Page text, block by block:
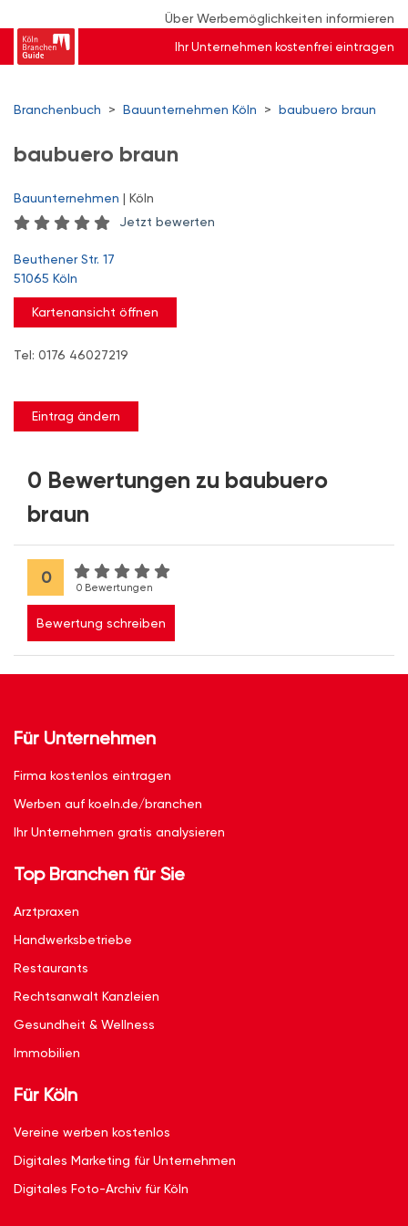
Über Werbemöglichkeiten informieren
Ihr Unternehmen kostenfrei eintragen
Branchenbuch > Bauunternehmen Köln > baubuero braun
baubuero braun
Bauunternehmen | Köln
Jetzt bewerten
Beuthener Str. 17
51065 Köln
Kartenansicht öffnen
Tel: 0176 46027219
Eintrag ändern
0 Bewertungen zu baubuero
braun
0
0 Bewertungen
Bewertung schreiben
Für Unternehmen
Firma kostenlos eintragen
Werben auf koeln.de/branchen
Ihr Unternehmen gratis analysieren
Top Branchen für Sie
Arztpraxen
Handwerksbetriebe
Restaurants
Rechtsanwalt Kanzleien
Gesundheit & Wellness
Immobilien
Für Köln
Vereine werben kostenlos
Digitales Marketing für Unternehmen
Digitales Foto-Archiv für Köln